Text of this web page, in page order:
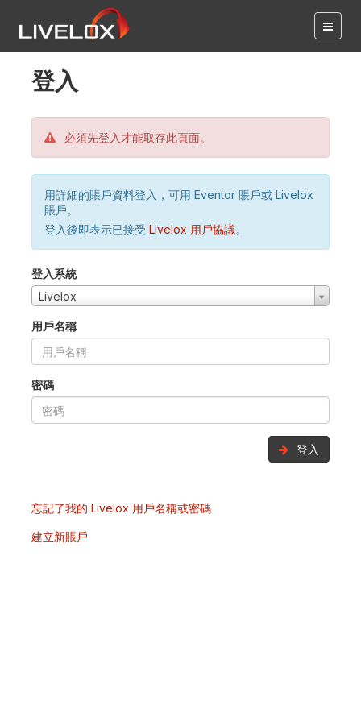
登入
必須先登入才能取存此頁面。
用詳細的賬戶資料登入，可用 Eventor 賬戶或 Livelox
賬戶。
登入後即表示已接受 Livelox 用戶協議。
登入系統
Livelox
用戶名稱
密碼
登入
忘記了我的 Livelox 用戶名稱或密碼
建立新賬戶